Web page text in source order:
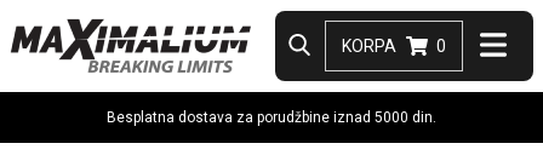
KORPA 0
Besplatna dostava za porudžbine iznad 5000 din.